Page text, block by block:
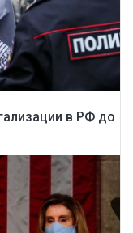
в РФ до